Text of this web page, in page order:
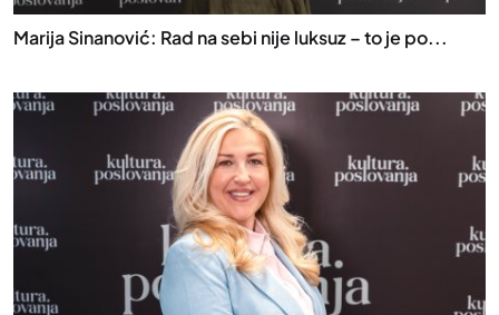
Marija Sinanović: Rad na sebi nije luksuz – to je po...